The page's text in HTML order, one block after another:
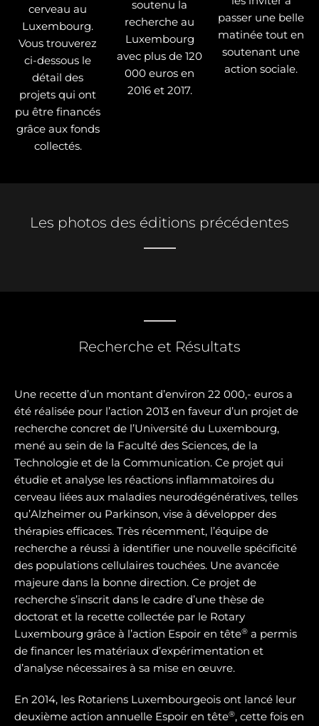
cerveau au
Luxembourg.
Vous trouverez
ci-dessous le
détail des
projets qui ont
pu être financés
grâce aux fonds
collectés.
soutenu la
recherche au
Luxembourg
avec plus de 120
000 euros en
2016 et 2017.
passer une belle
matinée tout en
soutenant une
action sociale.
Les photos des éditions précédentes
Recherche et Résultats
Une recette d’un montant d’environ 22 000,- euros a
été réalisée pour l’action 2013 en faveur d’un projet de
recherche concret de l’Université du Luxembourg,
mené au sein de la Faculté des Sciences, de la
Technologie et de la Communication. Ce projet qui
étudie et analyse les réactions inflammatoires du
cerveau liées aux maladies neurodégénératives, telles
qu’Alzheimer ou Parkinson, vise à développer des
thérapies efficaces. Très récemment, l’équipe de
recherche a réussi à identifier une nouvelle spécificité
des populations cellulaires touchées. Une avancée
majeure dans la bonne direction. Ce projet de
recherche s’inscrit dans le cadre d’une thèse de
doctorat et la recette collectée par le Rotary
Luxembourg grâce à l’action Espoir en tête® a permis
de financer les matériaux d’expérimentation et
d’analyse nécessaires à sa mise en œuvre.
En 2014, les Rotariens Luxembourgeois ont lancé leur
deuxième action annuelle Espoir en tête®, cette fois en